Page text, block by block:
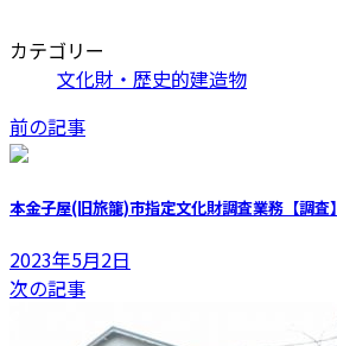
カテゴリー
文化財・歴史的建造物
前の記事
本金子屋(旧旅籠)市指定文化財調査業務【調査】
2023年5月2日
次の記事